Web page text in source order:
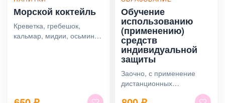
Морской коктейль
Креветка, гребешок,
кальмар, мидии, осьминог,
Обучение
использованию
(применению)
средств
индивидуальной
защиты
Заочно, с применение
дистанционных